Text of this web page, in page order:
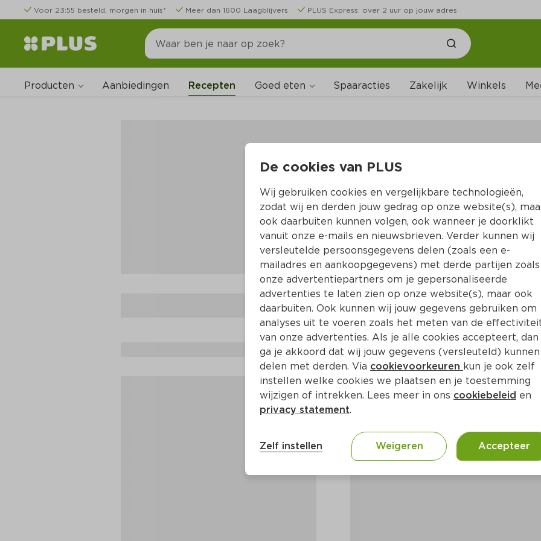
Voor 23:55 besteld, morgen in huis* Meer dan 1600 Laagblijvers PLUS Express: over 2 uur op jouw adres
Producten Aanbiedingen Recepten Goed eten Spaaracties Zakelijk Winkels
De cookies van PLUS
Wij gebruiken cookies en vergelijkbare technologieën,
zodat wij en derden jouw gedrag op onze website(s),
ook daarbuiten kunnen volgen, ook wanneer je doorklikt
vanuit onze e-mails en nieuwsbrieven. Verder kunnen wij
versleutelde persoonsgegevens delen (zoals een e-
mailadres en aankoopgegevens) met derde partijen zoals
onze advertentiepartners om je gepersonaliseerde
advertenties te laten zien op onze website(s), maar ook
daarbuiten. Ook kunnen wij jouw gegevens gebruiken om
analyses uit te voeren zoals het meten van de
van onze advertenties. Als je alle cookies accepteert, dan
ga je akkoord dat wij jouw gegevens (versleuteld) kunnen
delen met derden. Via cookievoorkeuren kun je ook zelf
instellen welke cookies we plaatsen en je toestemming
wijzigen of intrekken. Lees meer in ons cookiebeleid en
privacy statement.
Zelf instellen Weigeren Accepteer